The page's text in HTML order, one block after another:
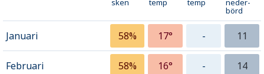
sken temp temp neder­
börd
Januari 58% 17° - 11
Februari 58% 16° - 14